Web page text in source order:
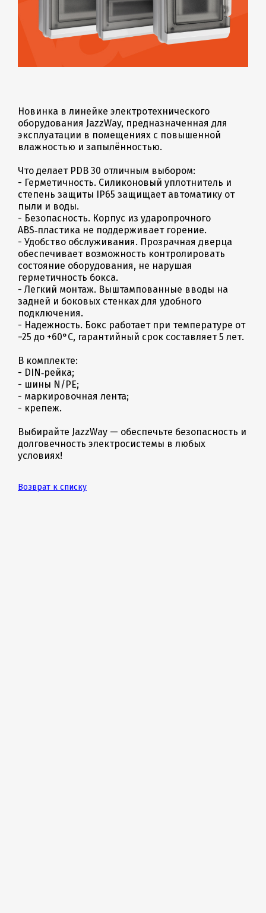
Новинка в линейке электротехнического
оборудования JazzWay, предназначенная для
эксплуатации в помещениях с повышенной
влажностью и запылённостью.
Что делает PDB 30 отличным выбором:
- Герметичность. Силиконовый уплотнитель и
степень защиты IP65 защищает автоматику от
пыли и воды.
- Безопасность. Корпус из ударопрочного
ABS‑пластика не поддерживает горение.
- Удобство обслуживания. Прозрачная дверца
обеспечивает возможность контролировать
состояние оборудования, не нарушая
герметичность бокса.
- Легкий монтаж. Выштампованные вводы на
задней и боковых стенках для удобного
подключения.
- Надежность. Бокс работает при температуре от
−25 до +60°С, гарантийный срок составляет 5 лет.
В комплекте:
- DIN‑рейка;
- шины N/PE;
- маркировочная лента;
- крепеж.
Выбирайте JazzWay — обеспечьте безопасность и
долговечность электросистемы в любых
условиях!
Возврат к списку